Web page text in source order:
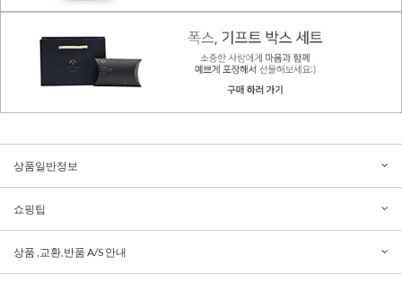
상품일반정보
쇼핑팁
상품 ,교환,반품 A/S 안내